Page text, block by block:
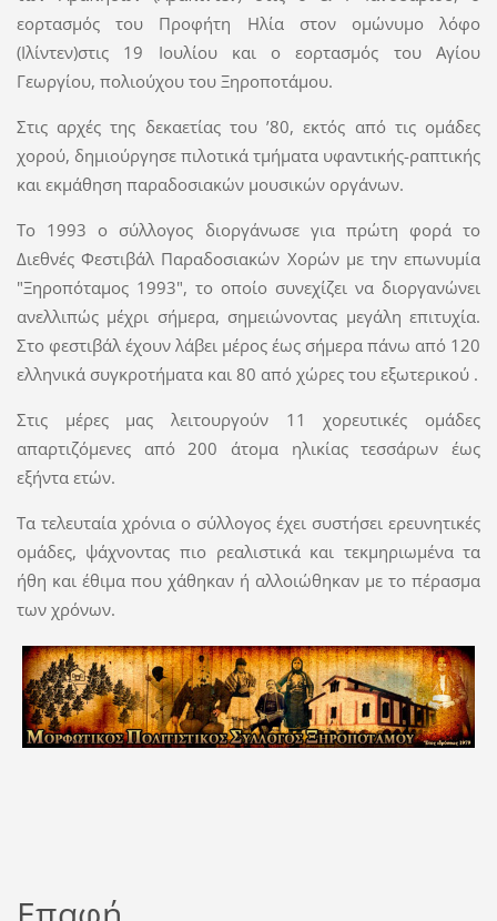
εορτασμός του Προφήτη Ηλία στον ομώνυμο λόφο
(Ιλίντεν)στις 19 Ιουλίου και ο εορτασμός του Αγίου
Γεωργίου, πολιούχου του Ξηροποτάμου.
Στις αρχές της δεκαετίας του ’80, εκτός από τις ομάδες
χορού, δημιούργησε πιλοτικά τμήματα υφαντικής-ραπτικής
και εκμάθηση παραδοσιακών μουσικών οργάνων.
Το 1993 ο σύλλογος διοργάνωσε για πρώτη φορά το
Διεθνές Φεστιβάλ Παραδοσιακών Χορών με την επωνυμία
"Ξηροπόταμος 1993", το οποίο συνεχίζει να διοργανώνει
ανελλιπώς μέχρι σήμερα, σημειώνοντας μεγάλη επιτυχία.
Στο φεστιβάλ έχουν λάβει μέρος έως σήμερα πάνω από 120
ελληνικά συγκροτήματα και 80 από χώρες του εξωτερικού .
Στις μέρες μας λειτουργούν 11 χορευτικές ομάδες
απαρτιζόμενες από 200 άτομα ηλικίας τεσσάρων έως
εξήντα ετών.
Τα τελευταία χρόνια ο σύλλογος έχει συστήσει ερευνητικές
ομάδες, ψάχνοντας πιο ρεαλιστικά και τεκμηριωμένα τα
ήθη και έθιμα που χάθηκαν ή αλλοιώθηκαν με το πέρασμα
των χρόνων.